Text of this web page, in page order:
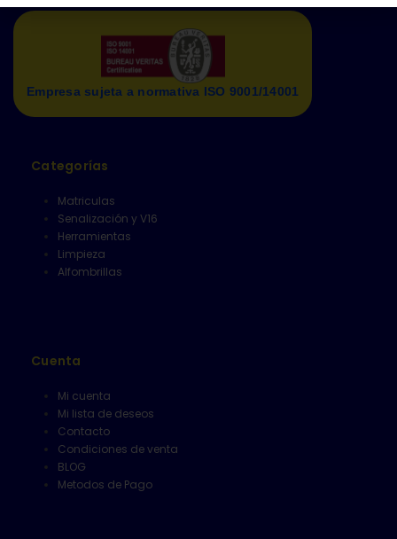
Empresa sujeta a normativa ISO 9001/14001
Categorías
Matriculas
Senalización y V16
Herramientas
Limpieza
Alfombrillas
Cuenta
Mi cuenta
Mi lista de deseos
Contacto
Condiciones de venta
BLOG
Metodos de Pago